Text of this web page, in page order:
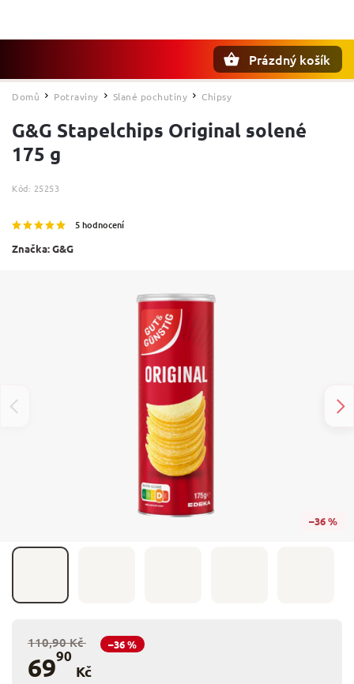
Prázdný košík
Domů / Potraviny / Slané pochutiny / Chipsy
G&G Stapelchips Original solené
175 g
Kód: 25253
5 hodnocení
Značka:G&G
–36 %
110,90 Kč –36 %
6990
Kč